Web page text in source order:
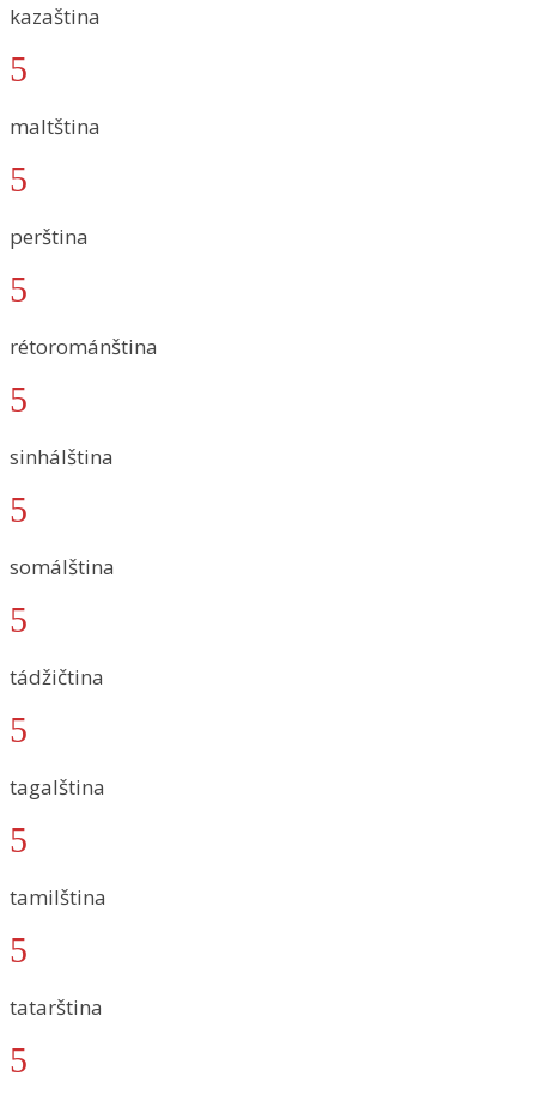
kazaština
5
maltština
5
perština
5
rétorománština
5
sinhálština
5
somálština
5
tádžičtina
5
tagalština
5
tamilština
5
tatarština
5